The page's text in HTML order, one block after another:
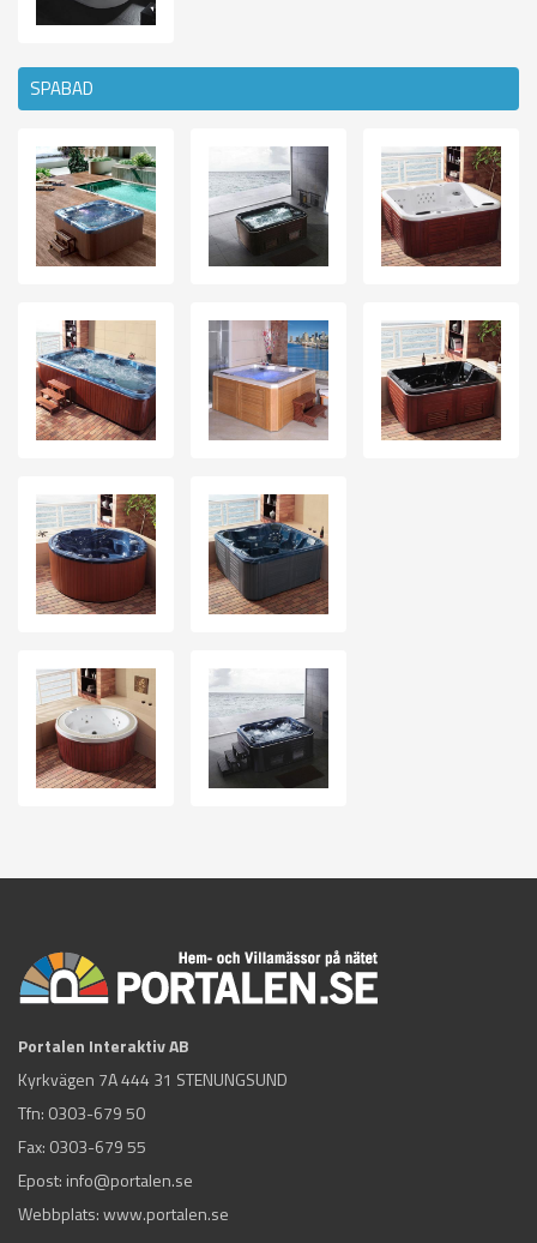
SPABAD
Portalen Interaktiv AB
Kyrkvägen 7A 444 31 STENUNGSUND
Tfn: 0303-679 50
Fax: 0303-679 55
Epost: info@portalen.se
Webbplats: www.portalen.se